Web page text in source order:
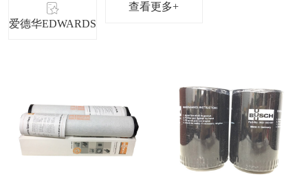
爱德华EDWARDS
查看更多+